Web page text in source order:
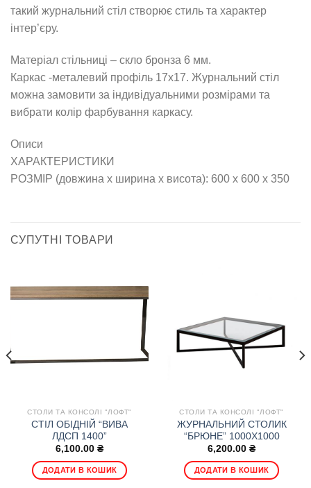
такий журнальний стіл створює стиль та характер
інтер’єру.
Матеріал стільниці – скло бронза 6 мм.
Каркас -металевий профіль 17х17. Журнальний стіл
можна замовити за індивідуальними розмірами та
вибрати колір фарбування каркасу.
Описи
ХАРАКТЕРИСТИКИ
РОЗМІР (довжина х ширина х висота): 600 х 600 х 350
СУПУТНІ ТОВАРИ
СТОЛИ ТА КОНСОЛІ "ЛОФТ"
СТІЛ ОБІДНІЙ “ВИВА
ЛДСП 1400”
6,100.00 ₴
ДОДАТИ В КОШИК
СТОЛИ ТА КОНСОЛІ "ЛОФТ"
ЖУРНАЛЬНИЙ СТОЛИК
“БРЮНЕ” 1000Х1000
6,200.00 ₴
ДОДАТИ В КОШИК